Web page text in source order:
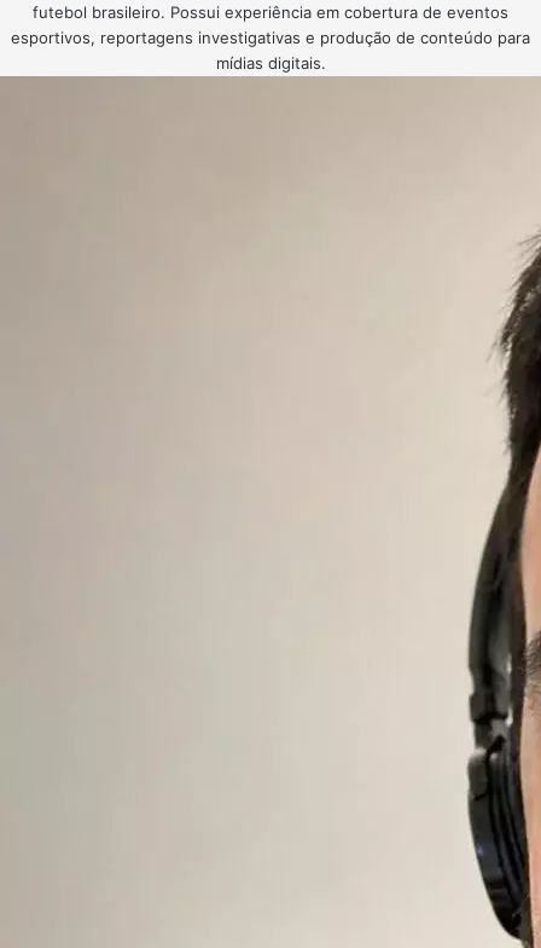
futebol brasileiro. Possui experiência em cobertura de eventos
esportivos, reportagens investigativas e produção de conteúdo para
mídias digitais.